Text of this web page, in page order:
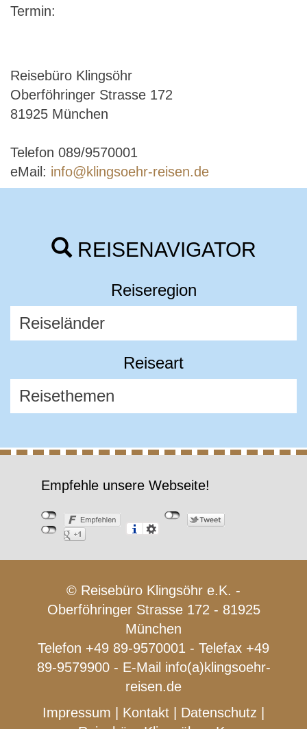
Termin:
Reisebüro Klingsöhr
Oberföhringer Strasse 172
81925 München
Telefon 089/9570001
eMail: info@klingsoehr-reisen.de
REISENAVIGATOR
Reiseregion
Reiseart
Empfehle unsere Webseite!
© Reisebüro Klingsöhr e.K. -
Oberföhringer Strasse 172 - 81925
München
Telefon +49 89-9570001 - Telefax +49
89-9579900 - E-Mail info(a)klingsoehr-
reisen.de
Impressum
Kontakt Datenschutz